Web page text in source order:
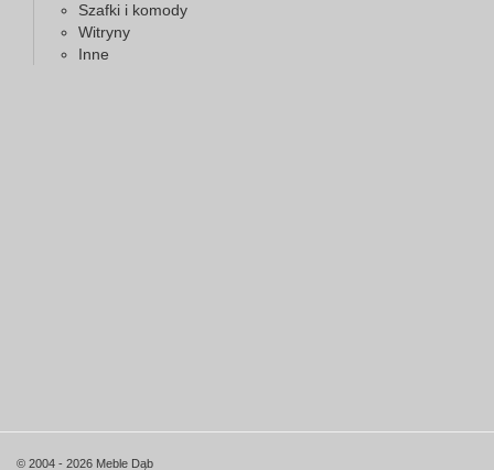
Szafki i komody
Witryny
Inne
© 2004 - 2026 Meble Dąb